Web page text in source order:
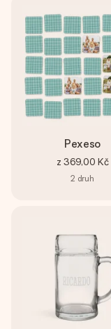
Pexeso
z 369,00 Kč
2 druh